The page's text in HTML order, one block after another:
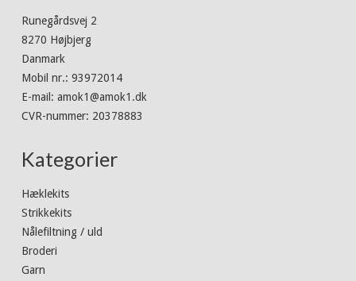
Runegårdsvej 2
8270 Højbjerg
Danmark
Mobil nr.: 93972014
E-mail : amok1@amok1.dk
CVR-nummer: 20378883
Kategorier
Hæklekits
Strikkekits
Nålefiltning / uld
Broderi
Garn